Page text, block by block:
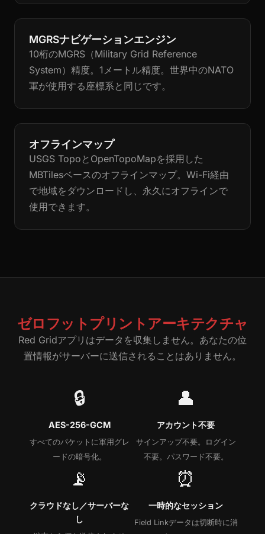
MGRSナビゲーションエンジン
10桁のMGRS（Military Grid Reference
System）精度。1メートル精度。世界中のNATO
軍が使用する座標系と同じです。
オフラインマップ
USGS TopoとOpenTopoMapを採用した
MBTilesベースのオフラインマップ。Wi-Fi経由
で地域をダウンロードし、永久にオフラインで
使用できます。
ゼロフットプリントアーキテクチャ
Red Gridアプリはデータを収集しません。あなたの位
置情報がサーバーに送信されることはありません。
🔒
AES-256-GCM
すべてのパケットに軍用グレ
ードの暗号化。
👤
アカウント不要
サインアップ不要。ログイン
不要。パスワード不要。
📡
クラウドなし／サーバーな
し
⏰
一時的なセッション
Field Linkデータは切断時に消